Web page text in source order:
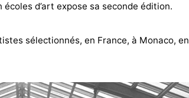
d’art expose sa seconde édition.
sélectionnés, en France, à Monaco, en